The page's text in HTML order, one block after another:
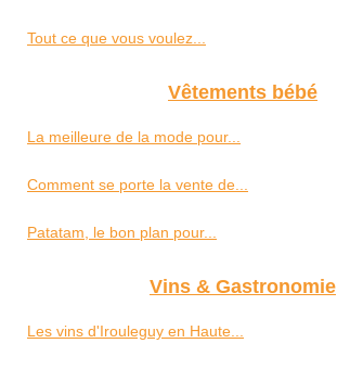
Tout ce que vous voulez...
Vêtements bébé
La meilleure de la mode pour...
Comment se porte la vente de...
Patatam, le bon plan pour...
Vins & Gastronomie
Les vins d'Irouleguy en Haute...